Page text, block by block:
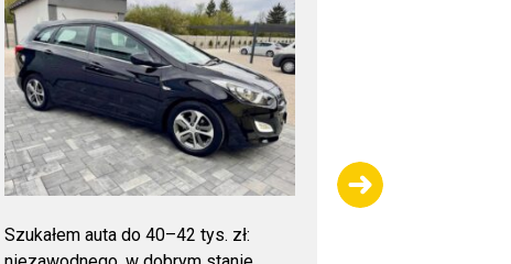
Szukałem auta do 40–42 tys. zł: